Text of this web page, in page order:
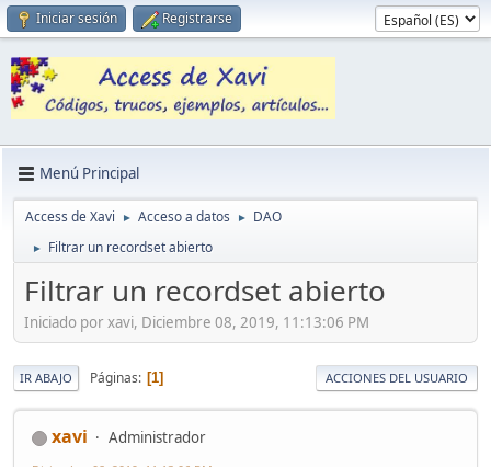
Iniciar sesión Registrarse
Menú Principal
Access de Xavi ► Acceso a datos ► DAO
► Filtrar un recordset abierto
Filtrar un recordset abierto
Iniciado por xavi, Diciembre 08, 2019, 11:13:06 PM
IR ABAJO Páginas 1 ACCIONES DEL USUARIO
xavi Administrador